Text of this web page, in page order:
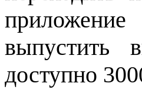
приложение
выпустить
доступно